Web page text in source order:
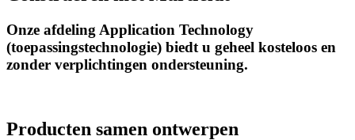
Onze afdeling Application Technology
(toepassingstechnologie) biedt u geheel kosteloos en
zonder verplichtingen ondersteuning.
Producten samen ontwerpen